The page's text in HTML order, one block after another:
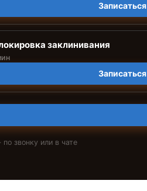
Записаться
заклинивания
Записаться
звонку или в чате